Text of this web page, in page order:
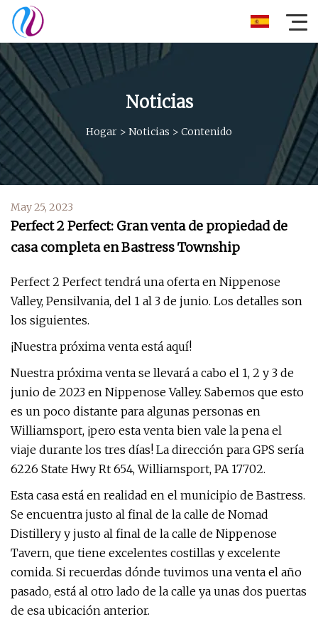
Noticias
Hogar > Noticias > Contenido
May 25, 2023
Perfect 2 Perfect: Gran venta de propiedad de
casa completa en Bastress Township
Perfect 2 Perfect tendrá una oferta en Nippenose
Valley, Pensilvania, del 1 al 3 de junio. Los detalles son
los siguientes.
¡Nuestra próxima venta está aquí!
Nuestra próxima venta se llevará a cabo el 1, 2 y 3 de
junio de 2023 en Nippenose Valley. Sabemos que esto
es un poco distante para algunas personas en
Williamsport, ¡pero esta venta bien vale la pena el
viaje durante los tres días! La dirección para GPS sería
6226 State Hwy Rt 654, Williamsport, PA 17702.
Esta casa está en realidad en el municipio de Bastress.
Se encuentra justo al final de la calle de Nomad
Distillery y justo al final de la calle de Nippenose
Tavern, que tiene excelentes costillas y excelente
comida. Si recuerdas dónde tuvimos una venta el año
pasado, está al otro lado de la calle ya unas dos puertas
de esa ubicación anterior.